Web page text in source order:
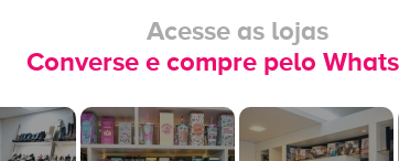
Acesse as lojas
Converse e compre pelo